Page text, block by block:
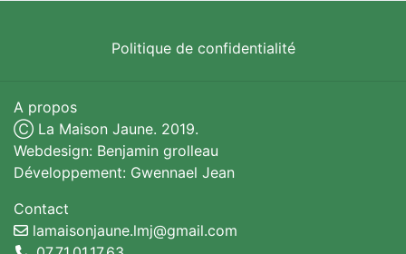
Politique de confidentialité
A propos
Ⓒ La Maison Jaune. 2019.
Webdesign: Benjamin grolleau
Développement: Gwennael Jean
Contact
lamaisonjaune.lmj@gmail.com